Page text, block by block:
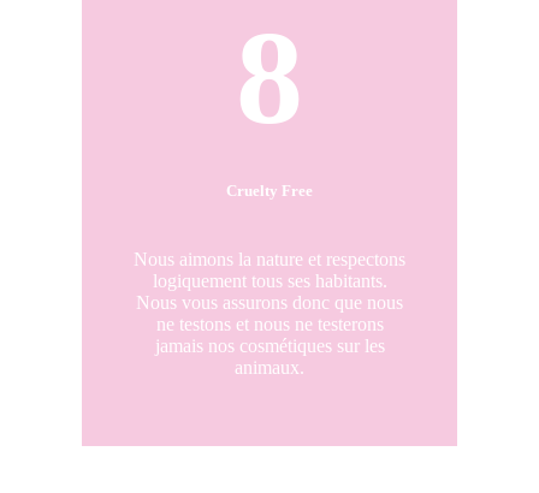
8
Cruelty Free
Nous aimons la nature et respectons
logiquement tous ses habitants.
Nous vous assurons donc que nous
ne testons et nous ne testerons
jamais nos cosmétiques sur les
animaux.